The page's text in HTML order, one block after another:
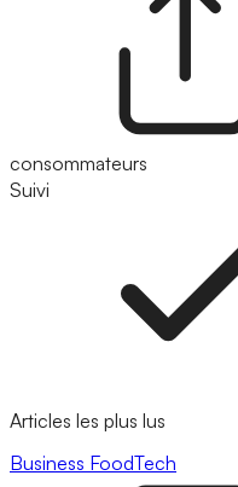
consommateurs
Suivi
Articles les plus lus
Business FoodTech